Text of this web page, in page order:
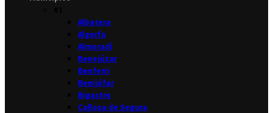
Albatera
Algorfa
Almoradí
Benejúzar
Benferri
Benijófar
Bigastro
Callosa de Segura